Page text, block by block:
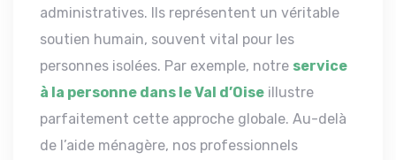
administratives. Ils représentent un véritable
soutien humain, souvent vital pour les
personnes isolées. Par exemple, notre service
à la personne dans le Val d’Oise illustre
parfaitement cette approche globale. Au-delà
de l’aide ménagère, nos professionnels